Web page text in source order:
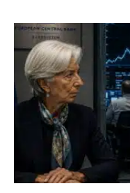
Yen : Washington a